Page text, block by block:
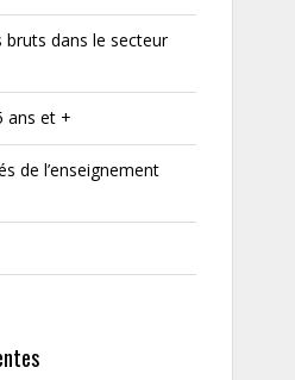
bruts dans le secteur
ans et +
de l’enseignement